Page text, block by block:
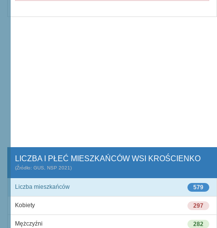
LICZBA I PŁEĆ MIESZKAŃCÓW WSI KROŚCIENKO
(Źródło: GUS, NSP 2021)
579
Liczba mieszkańców
297
Kobiety
282
Mężczyźni